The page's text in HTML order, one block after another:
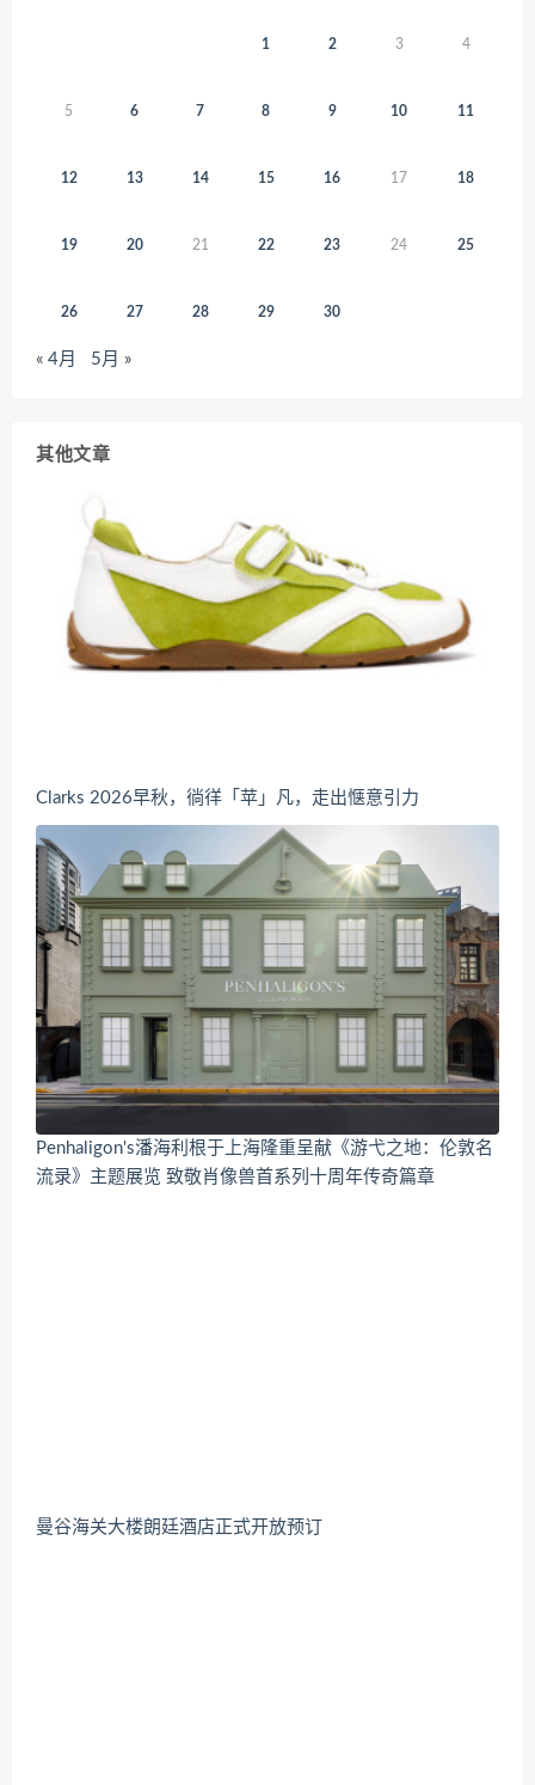
1 2 3 4
5 6 7 8 9 10 11
12 13 14 15 16 17 18
19 20 21 22 23 24 25
26 27 28 29 30
« 4月 5月 »
其他文章
Clarks 2026早秋，徜徉「苹」凡，走出惬意引力
Penhaligon's潘海利根于上海隆重呈献《游弋之地：伦敦名
流录》主题展览 致敬肖像兽首系列十周年传奇篇章
曼谷海关大楼朗廷酒店正式开放预订